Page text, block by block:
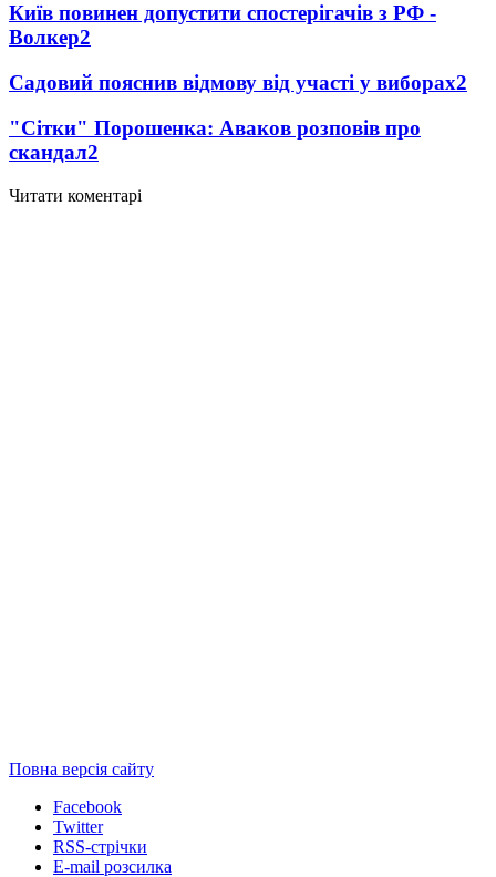
Київ повинен допустити спостерігачів з РФ -
Волкер2
Садовий пояснив відмову від участі у виборах2
"Сітки" Порошенка: Аваков розповів про
скандал2
Читати коментарі
Повна версія сайту
Facebook
Twitter
RSS-стрічки
E-mail розсилка